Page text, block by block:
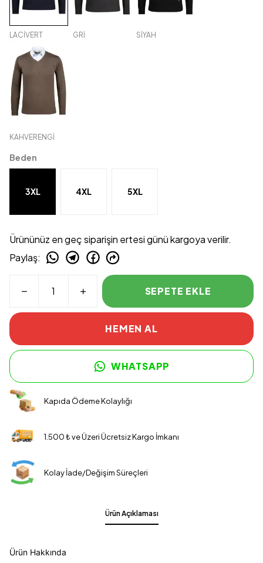
LACİVERT GRİ SİYAH
KAHVERENGİ
Beden
3XL 4XL 5XL
Ürününüz en geç siparişin ertesi günü kargoya verilir.
Paylaş:
SEPETE EKLE
HEMEN AL
WHATSAPP
Kapıda Ödeme Kolaylığı
1.500 ₺ ve Üzeri Ücretsiz Kargo İmkanı
Kolay İade/Değişim Süreçleri
Ürün Açıklaması
Ürün Hakkında